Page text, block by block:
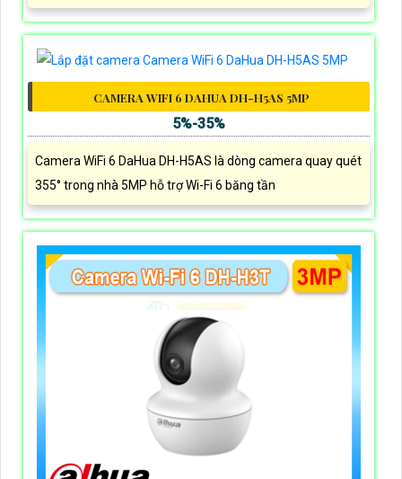
CAMERA WIFI 6 DAHUA DH-H5AS 5MP
5%-35%
Camera WiFi 6 DaHua DH-H5AS là dòng camera quay quét
355° trong nhà 5MP hỗ trợ Wi-Fi 6 băng tần